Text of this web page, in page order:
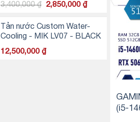
3,400,000₫
Giá
là:
3,400,000 ₫.
2,850,000 ₫
tại
là:
2,850,000 ₫.
Tản nước Custom Water-
Cooling - MIK LV07 - BLACK
12,500,000 ₫
(i5-